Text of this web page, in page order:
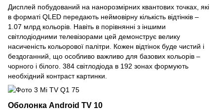
Дисплей побудований на нанорозмірних квантових точках, які
в форматі QLED передають неймовірну кількість відтінків –
1.07 млрд кольорів. Навіть в порівнянні з іншими
світлодіодними телевізорами цей демонструє велику
насиченість кольорової палітри. Кожен відтінок буде чистий і
бездоганний, що особливо важливо для базових кольорів –
чорного і білого. 384 світлодіода в 192 зонах формують
необхідний контраст картинки.
Оболонка Android TV 10